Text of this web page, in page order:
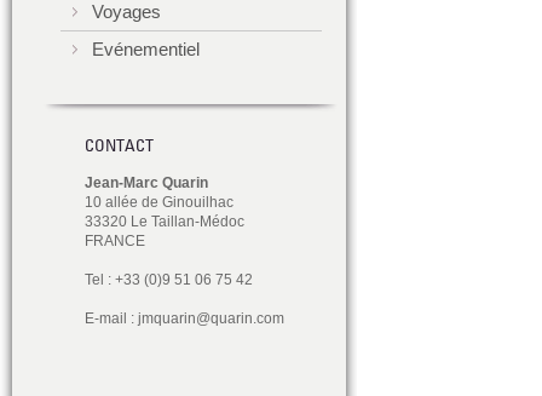
Voyages
Evénementiel
CONTACT
Jean-Marc Quarin
10 allée de Ginouilhac
33320 Le Taillan-Médoc
FRANCE
Tel : +33 (0)9 51 06 75 42
E-mail : jmquarin@quarin.com